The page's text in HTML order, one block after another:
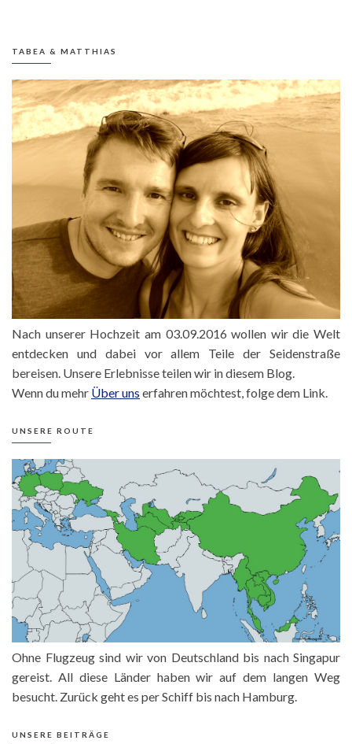
TABEA & MATTHIAS
Nach unserer Hochzeit am 03.09.2016 wollen wir die Welt
entdecken und dabei vor allem Teile der Seidenstraße
bereisen. Unsere Erlebnisse teilen wir in diesem Blog.
Wenn du mehr Über uns erfahren möchtest, folge dem Link.
UNSERE ROUTE
Ohne Flugzeug sind wir von Deutschland bis nach Singapur
gereist. All diese Länder haben wir auf dem langen Weg
besucht. Zurück geht es per Schiff bis nach Hamburg.
UNSERE BEITRÄGE